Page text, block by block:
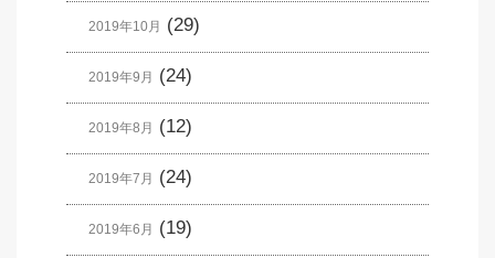
2019年10月 (29)
2019年9月 (24)
2019年8月 (12)
2019年7月 (24)
2019年6月 (19)